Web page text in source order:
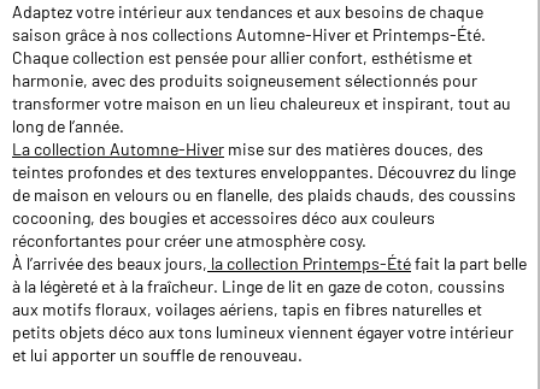
Adaptez votre intérieur aux tendances et aux besoins de chaque
saison grâce à nos collections Automne-Hiver et Printemps-Été.
Chaque collection est pensée pour allier confort, esthétisme et
harmonie, avec des produits soigneusement sélectionnés pour
transformer votre maison en un lieu chaleureux et inspirant, tout au
long de l’année.
La collection Automne-Hiver mise sur des matières douces, des
teintes profondes et des textures enveloppantes. Découvrez du linge
de maison en velours ou en flanelle, des plaids chauds, des coussins
cocooning, des bougies et accessoires déco aux couleurs
réconfortantes pour créer une atmosphère cosy.
À l’arrivée des beaux jours, la collection Printemps-Étéfait la part belle
à la légèreté et à la fraîcheur. Linge de lit en gaze de coton, coussins
aux motifs floraux, voilages aériens, tapis en fibres naturelles et
petits objets déco aux tons lumineux viennent égayer votre intérieur
et lui apporter un souffle de renouveau.